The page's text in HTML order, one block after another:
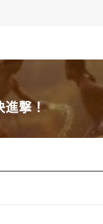
進撃！